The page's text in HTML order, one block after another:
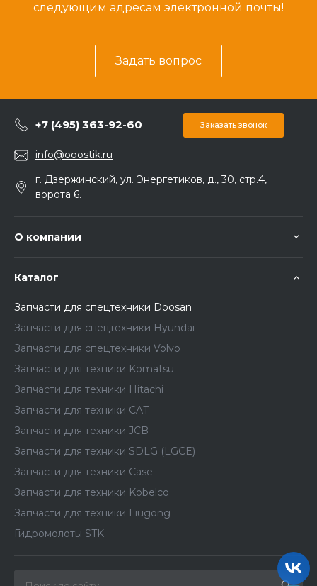
следующим адресам электронной почты!
Задать вопрос
+7 (495) 363-92-60 Заказать звонок
info@ooostik.ru
г. Дзержинский, ул. Энергетиков, д., 30, стр.4,
ворота 6.
О компании
Каталог
Запчасти для спецтехники Doosan
Запчасти для спецтехники Hyundai
Запчасти для спецтехники Volvo
Запчасти для техники Komatsu
Запчасти для техники Hitachi
Запчасти для техники CAT
Запчасти для техники JCB
Запчасти для техники SDLG (LGCE)
Запчасти для техники Case
Запчасти для техники Kobelco
Запчасти для техники Liugong
Гидромолоты STK